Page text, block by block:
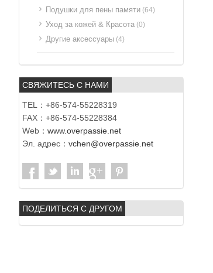
Подушки для пены памяти (64)
Уход за кожей & Красота (0)
Другие аксессуары (4)
СВЯЖИТЕСЬ С НАМИ
TEL：+86-574-55228319
FAX：+86-574-55228384
Web： www.overpassie.net
Эл. адрес： vchen@overpassie.net
ПОДЕЛИТЬСЯ С ДРУГОМ